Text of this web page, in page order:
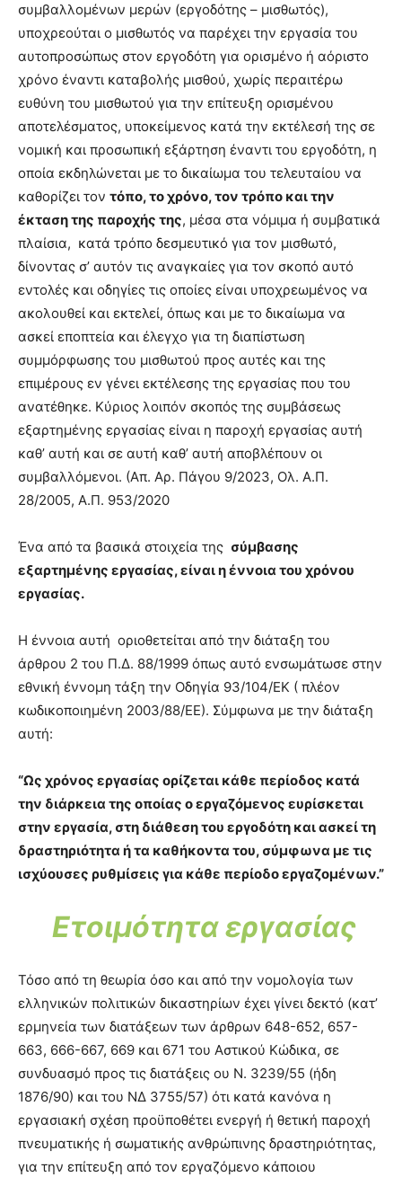
συμβαλλομένων μερών (εργοδότης – μισθωτός),
υποχρεούται ο μισθωτός να παρέχει την εργασία του
αυτοπροσώπως στον εργοδότη για ορισμένο ή αόριστο
χρόνο έναντι καταβολής μισθού, χωρίς περαιτέρω
ευθύνη του μισθωτού για την επίτευξη ορισμένου
αποτελέσματος, υποκείμενος κατά την εκτέλεσή της σε
νομική και προσωπική εξάρτηση έναντι του εργοδότη, η
οποία εκδηλώνεται με το δικαίωμα του τελευταίου να
καθορίζει τον τόπο, το χρόνο, τον τρόπο και την
έκταση της παροχής της, μέσα στα νόμιμα ή συμβατικά
πλαίσια, κατά τρόπο δεσμευτικό για τον μισθωτό,
δίνοντας σ’ αυτόν τις αναγκαίες για τον σκοπό αυτό
εντολές και οδηγίες τις οποίες είναι υποχρεωμένος να
ακολουθεί και εκτελεί, όπως και με το δικαίωμα να
ασκεί εποπτεία και έλεγχο για τη διαπίστωση
συμμόρφωσης του μισθωτού προς αυτές και της
επιμέρους εν γένει εκτέλεσης της εργασίας που του
ανατέθηκε. Κύριος λοιπόν σκοπός της συμβάσεως
εξαρτημένης εργασίας είναι η παροχή εργασίας αυτή
καθ’ αυτή και σε αυτή καθ’ αυτή αποβλέπουν οι
συμβαλλόμενοι. (Απ. Αρ. Πάγου 9/2023, Ολ. Α.Π.
28/2005, Α.Π. 953/2020
Ένα από τα βασικά στοιχεία της σύμβασης
εξαρτημένης εργασίας, είναι η έννοια του χρόνου
εργασίας.
Η έννοια αυτή οριοθετείται από την διάταξη του
άρθρου 2 του Π.Δ. 88/1999 όπως αυτό ενσωμάτωσε στην
εθνική έννομη τάξη την Οδηγία 93/104/ΕΚ ( πλέον
κωδικοποιημένη 2003/88/ΕΕ). Σύμφωνα με την διάταξη
αυτή:
“Ως χρόνος εργασίας ορίζεται κάθε περίοδος κατά
την διάρκεια της οποίας ο εργαζόμενος ευρίσκεται
στην εργασία, στη διάθεση του εργοδότη και ασκεί τη
δραστηριότητα ή τα καθήκοντα του, σύμφωνα με τις
ισχύουσες ρυθμίσεις για κάθε περίοδο εργαζομένων.”
Ετοιμότητα εργασίας
Τόσο από τη θεωρία όσο και από την νομολογία των
ελληνικών πολιτικών δικαστηρίων έχει γίνει δεκτό (κατ’
ερμηνεία των διατάξεων των άρθρων 648-652, 657-
663, 666-667, 669 και 671 του Αστικού Κώδικα, σε
συνδυασμό προς τις διατάξεις ου Ν. 3239/55 (ήδη
1876/90) και του ΝΔ 3755/57) ότι κατά κανόνα η
εργασιακή σχέση προϋποθέτει ενεργή ή θετική παροχή
πνευματικής ή σωματικής ανθρώπινης δραστηριότητας,
για την επίτευξη από τον εργαζόμενο κάποιου